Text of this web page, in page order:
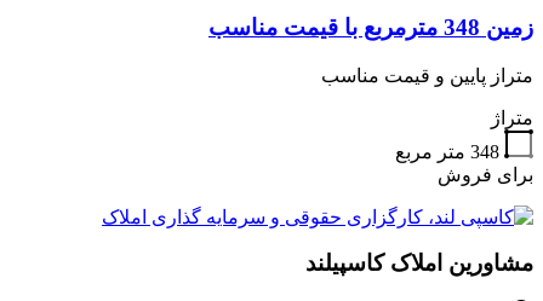
زمین 348 مترمربع با قیمت مناسب
متراز پایین و قیمت مناسب
متراژ
348 متر مربع
برای فروش
مشاورین املاک کاسپیلند